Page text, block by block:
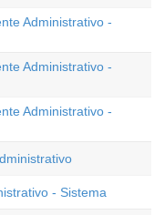
Administrativo -
Administrativo -
Administrativo -
- Sistema